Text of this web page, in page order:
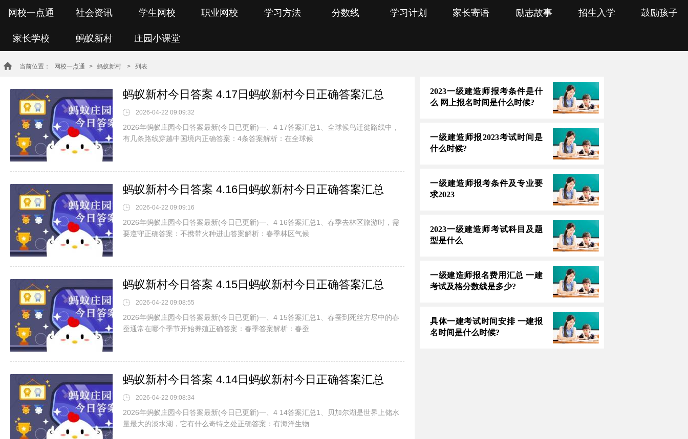
网校一点通 社会资讯 学生网校 职业网校 学习方法 分数线 学习计划 家长寄语 励志故事 招生入学 鼓励孩子
家长学校 蚂蚁新村 庄园小课堂
当前位置： 网校一点通 > 蚂蚁新村 > 列表
蚂蚁新村今日答案 4.17日蚂蚁新村今日正确答案汇总
2026-04-22 09:09:32
2026年蚂蚁庄园今日答案最新(今日已更新)一、4 17答案汇总1、全球候鸟迁徙路线中，
有几条路线穿越中国境内正确答案：4条答案解析：在全球候
蚂蚁新村今日答案 4.16日蚂蚁新村今日正确答案汇总
2026-04-22 09:09:16
2026年蚂蚁庄园今日答案最新(今日已更新)一、4 16答案汇总1、春季去林区旅游时，需
要遵守正确答案：不携带火种进山答案解析：春季林区气候
蚂蚁新村今日答案 4.15日蚂蚁新村今日正确答案汇总
2026-04-22 09:08:55
2026年蚂蚁庄园今日答案最新(今日已更新)一、4 15答案汇总1、春蚕到死丝方尽中的春
蚕通常在哪个季节开始养殖正确答案：春季答案解析：春蚕
蚂蚁新村今日答案 4.14日蚂蚁新村今日正确答案汇总
2026-04-22 09:08:34
2026年蚂蚁庄园今日答案最新(今日已更新)一、4 14答案汇总1、贝加尔湖是世界上储水
量最大的淡水湖，它有什么奇特之处正确答案：有海洋生物
2023一级建造师报考条件是什
么 网上报名时间是什么时候?
一级建造师报2023考试时间是
什么时候?
一级建造师报考条件及专业要
求2023
2023一级建造师考试科目及题
型是什么
一级建造师报名费用汇总 一建
考试及格分数线是多少?
具体一建考试时间安排 一建报
名时间是什么时候?